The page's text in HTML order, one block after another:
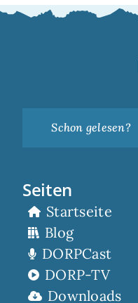
Schon gelesen?
Seiten
Startseite
Blog
DORPCast
DORP-TV
Downloads